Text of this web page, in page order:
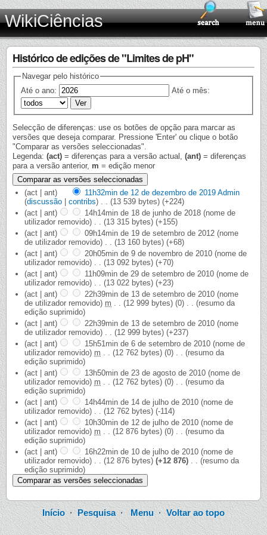
WikiCiências
Histórico de edições de "Limites de pH"
Navegar pelo histórico
Até o ano:
Até o mês:
Selecção de diferenças: use os botões de opção para marcar as
versões que deseja comparar. Pressione 'Enter' ou clique o botão
"Comparar as versões seleccionadas".
Legenda: (act) = diferenças para a versão actual, (ant) = diferenças
para a versão anterior, m = edição menor
(act | ant) 11h32min de 12 de dezembro de 2019 Admin
(discussão | contribs) (13 539 bytes) (+224)
(act | ant)
14h14min de 18 de junho de 2018 (nome de
utilizador removido)
(13 315 bytes) (+155)
(act | ant)
09h14min de 19 de setembro de 2012 (nome
de utilizador removido)
(13 160 bytes) (+68)
(act | ant)
20h05min de 9 de novembro de 2010 (nome de
utilizador removido)
(13 092 bytes) (+70)
(act | ant)
11h09min de 29 de setembro de 2010 (nome de
utilizador removido)
(13 022 bytes) (+23)
(act | ant)
22h39min de 13 de setembro de 2010 (nome
de utilizador removido) m (12 999 bytes) (0)
(resumo da
edição suprimido)
(act | ant)
22h39min de 13 de setembro de 2010 (nome
de utilizador removido)
(12 999 bytes) (+237)
(act | ant)
15h51min de 6 de setembro de 2010 (nome de
utilizador removido) m (12 762 bytes) (0)
(resumo da
edição suprimido)
(act | ant)
13h50min de 23 de agosto de 2010 (nome de
utilizador removido) m (12 762 bytes) (0)
(resumo da
edição suprimido)
(act | ant)
14h44min de 14 de julho de 2010 (nome de
utilizador removido)
(12 762 bytes) (-114)
(act | ant)
10h30min de 12 de julho de 2010 (nome de
utilizador removido) m (12 876 bytes) (0)
(resumo da
edição suprimido)
(act | ant)
16h22min de 10 de julho de 2010 (nome de
utilizador removido)
(12 876 bytes) (+12 876)
(resumo da
edição suprimido)
Início·Pesquisa·Menu·Voltar ao topo